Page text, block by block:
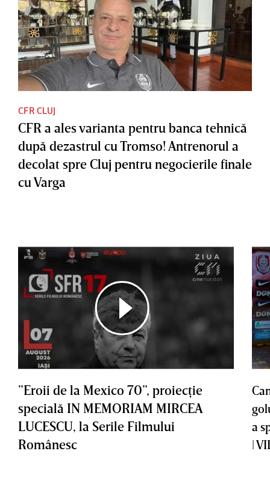
CFR CLUJ
CFR a ales varianta pentru banca tehnică
după dezastrul cu Tromso! Antrenorul a
decolat spre Cluj pentru negocierile finale
cu Varga
”Eroii de la Mexico 70”, proiecţie
specială IN MEMORIAM MIRCEA
LUCESCU, la Serile Filmului
Românesc
a
|